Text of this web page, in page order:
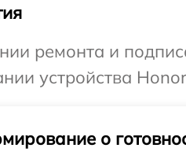
ремонта и
устройства
о